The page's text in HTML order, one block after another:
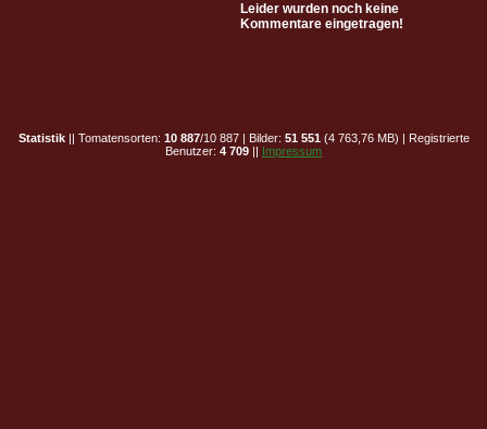
Leider wurden noch keine
Kommentare eingetragen!
Statistik|| Tomatensorten: 10 887/10 887 | Bilder: 51 551 (4 763,76 MB) | Registrierte
Benutzer: 4 709 || Impressum